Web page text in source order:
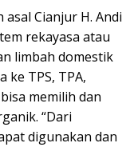
Cianjur H. Andi
rekayasa atau
limbah domestik
ke TPS, TPA,
memilih dan
“Dari
digunakan dan